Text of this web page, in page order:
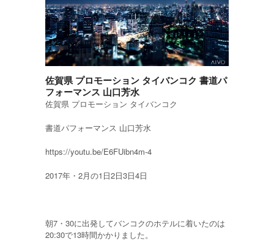
佐賀県 プロモーション タイバンコク 書道パ
フォーマンス 山口芳水
佐賀県 プロモーション タイバンコク
書道パフォーマンス 山口芳水
https://youtu.be/E6FUibn4m-4
2017年・2月の1日2日3日4日
朝7・30に出発してバンコクのホテルに着いたのは
20:30で13時間かかりました。